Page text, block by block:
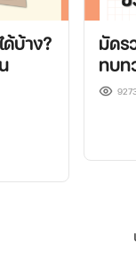
ด้บ้าง?
มัดร
ทบท